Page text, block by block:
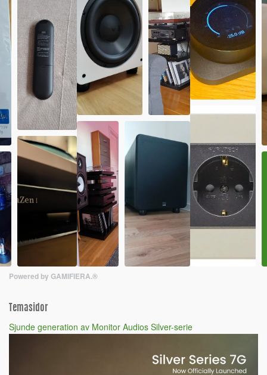
Powered by GAMIFIERA.®
Temasidor
Sjunde generation av Monitor Audios Silver-serie